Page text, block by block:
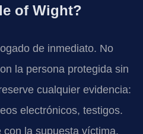
of Wight?
de inmediato. No
la persona protegida sin
cualquier evidencia:
electrónicos, testigos.
la supuesta víctima.